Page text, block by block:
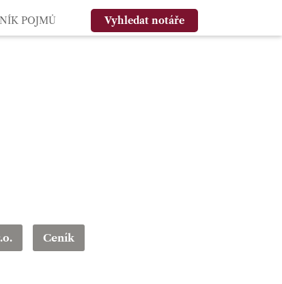
POJMŮ Vyhledat notáře
Ceník